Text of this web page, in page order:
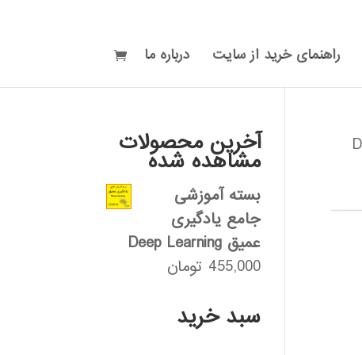
راهنمای خرید از سایت درباره ما
آخرین محصولات
مشاهده شده
بسته آموزشی
جامع یادگیری
عمیق Deep Learning
455,000 تومان
سبد خرید